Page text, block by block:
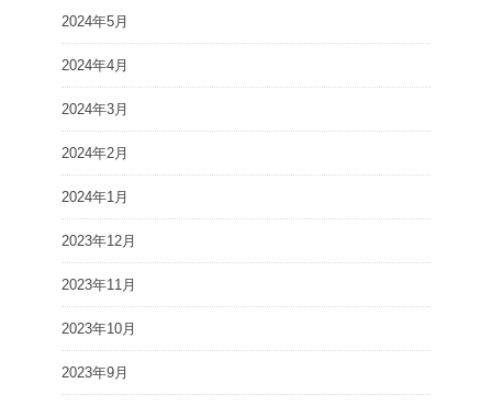
2024年5月
2024年4月
2024年3月
2024年2月
2024年1月
2023年12月
2023年11月
2023年10月
2023年9月